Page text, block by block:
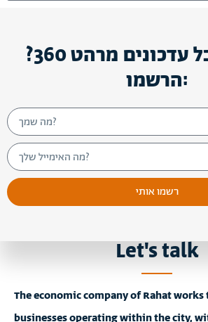
רוצים לקבל עדכונים מרהט 360?
הרשמו:
רשמו אותי
Let's talk
The economic company of Rahat
businesses operating within the city,